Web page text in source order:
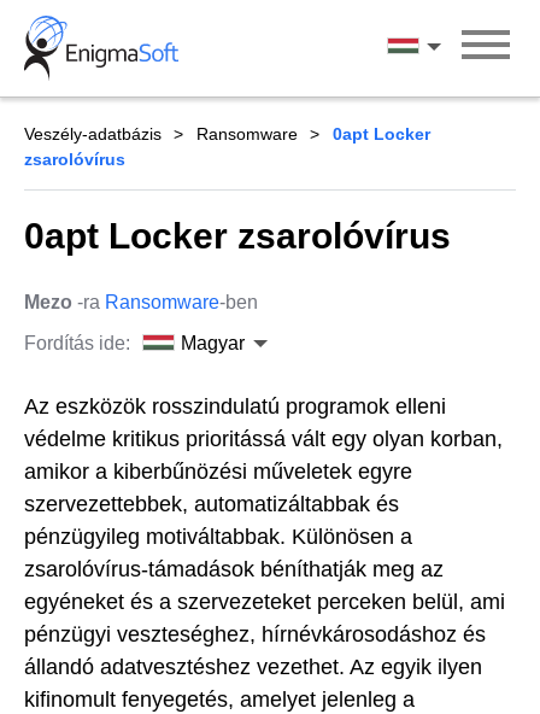
Skip
content
Magyar
Veszély-adatbázis Ransomware
0apt Locker
zsarolóvírus
0apt Locker zsarolóvírus
Mezo -ra Ransomware-ben
Fordítás ide:
Magyar
Az eszközök rosszindulatú programok elleni
védelme kritikus prioritássá vált egy olyan korban,
amikor a kiberbűnözési műveletek egyre
szervezettebbek, automatizáltabbak és
pénzügyileg motiváltabbak. Különösen a
zsarolóvírus-támadások béníthatják meg az
egyéneket és a szervezeteket perceken belül, ami
pénzügyi veszteséghez, hírnévkárosodáshoz és
állandó adatvesztéshez vezethet. Az egyik ilyen
kifinomult fenyegetés, amelyet jelenleg a